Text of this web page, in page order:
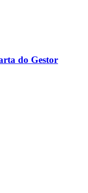
do Gestor